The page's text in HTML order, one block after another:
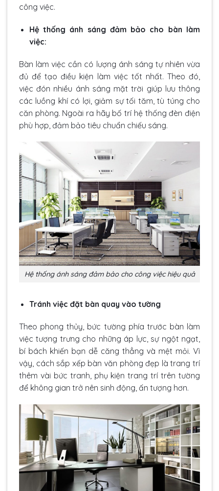
công việc.
Hệ thống ánh sáng đảm bảo cho bàn làm
việc:
Bàn làm việc cần có lượng ánh sáng tự nhiên vừa
đủ để tạo điều kiện làm việc tốt nhất. Theo đó,
việc đón nhiều ánh sáng mặt trời giúp lưu thông
các luồng khí có lợi, giảm sự tối tăm, tù túng cho
căn phòng. Ngoài ra hãy bố trí hệ thống đèn điện
phù hợp, đảm bảo tiêu chuẩn chiếu sáng.
Hệ thống ánh sáng đảm bảo cho công việc hiệu quả
Tránh việc đặt bàn quay vào tường
Theo phong thủy, bức tường phía trước bàn làm
việc tượng trưng cho những áp lực, sự ngột ngạt,
bí bách khiến bạn dễ căng thẳng và mệt mỏi. Vì
vậy, cách sắp xếp bàn văn phòng đẹp là trang trí
thêm vài bức tranh, phụ kiện trang trí trên tường
để không gian trở nên sinh động, ấn tượng hơn.